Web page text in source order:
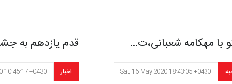
قدم یازدهم به
اخبار 10:45:17 +0430
با مهکامه شعبانی،ت…
Sat, 16 May 2020 18:43:05 +0430